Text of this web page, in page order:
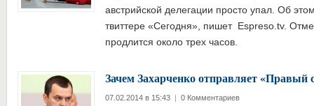
австрийской делегации просто упал. Об
твиттере «Сегодня», пишет Espreso.tv.
продлится около трех часов.
Зачем Захарченко отправляет «Правый
07.02.2014 в 15:43 | 0 Комментариев